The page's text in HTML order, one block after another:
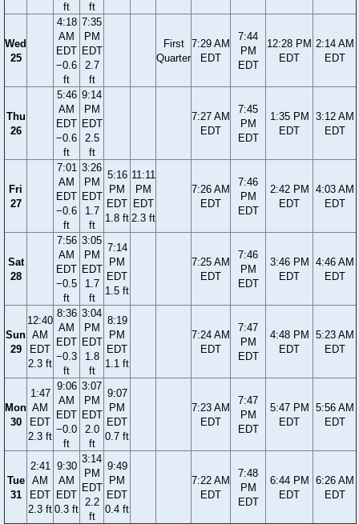
ft
ft
Wed
25
4:18
AM
EDT
−0.6
ft
7:35
PM
EDT
2.7
ft
First
Quarter
7:29 AM
EDT
7:44
PM
EDT
12:28 PM
EDT
2:14 AM
EDT
Thu
26
5:46
AM
EDT
−0.6
ft
9:14
PM
EDT
2.5
ft
7:27 AM
EDT
7:45
PM
EDT
1:35 PM
EDT
3:12 AM
EDT
Fri
27
7:01
AM
EDT
−0.6
ft
3:26
PM
EDT
1.7
ft
5:16
PM
EDT
1.8 ft
11:11
PM
EDT
2.3 ft
7:26 AM
EDT
7:46
PM
EDT
2:42 PM
EDT
4:03 AM
EDT
Sat
28
7:56
AM
EDT
−0.5
ft
3:05
PM
EDT
1.7
ft
7:14
PM
EDT
1.5 ft
7:25 AM
EDT
7:46
PM
EDT
3:46 PM
EDT
4:46 AM
EDT
Sun
29
12:40
AM
EDT
2.3 ft
8:36
AM
EDT
−0.3
ft
3:04
PM
EDT
1.8
ft
8:19
PM
EDT
1.1 ft
7:24 AM
EDT
7:47
PM
EDT
4:48 PM
EDT
5:23 AM
EDT
Mon
30
1:47
AM
EDT
2.3 ft
9:06
AM
EDT
−0.0
ft
3:07
PM
EDT
2.0
ft
9:07
PM
EDT
0.7 ft
7:23 AM
EDT
7:47
PM
EDT
5:47 PM
EDT
5:56 AM
EDT
Tue
31
2:41
AM
EDT
2.3 ft
9:30
AM
EDT
0.3 ft
3:14
PM
EDT
2.2
ft
9:49
PM
EDT
0.4 ft
7:22 AM
EDT
7:48
PM
EDT
6:44 PM
EDT
6:26 AM
EDT